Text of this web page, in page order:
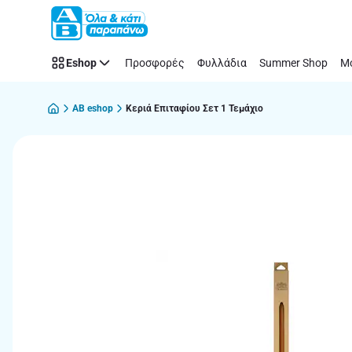
Παράλειψη
Eshop Προσφορές Φυλλάδια Summer Shop
AB eshop Κεριά Επιταφίου Σετ 1 Τεμάχιο